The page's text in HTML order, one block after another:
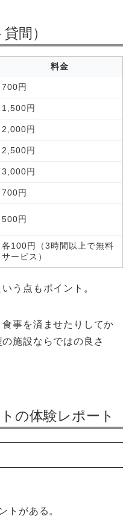
間）
料金
700円
1,500円
2,000円
2,500円
3,000円
700円
500円
各100円（3時間以上で無料
サービス）
う点もポイント。
事を済ませたりしてか
施設ならではの良さ
の体験レポート
トがある。